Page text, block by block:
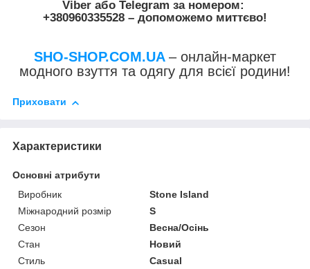
Viber або Telegram за номером:
+380960335528 – допоможемо миттєво!
SHO-SHOP.COM.UA – онлайн-маркет
модного взуття та одягу для всієї родини!
Приховати
Характеристики
Основні атрибути
Виробник
Stone Island
Міжнародний розмір
S
Сезон
Весна/Осінь
Стан
Новий
Стиль
Casual